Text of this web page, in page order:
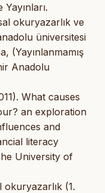
okuryazarlık ve
üniversitesi
(Yayınlanmamış
Anadolu
What causes
an exploration
and
literacy
University of
okuryazarlık (1.